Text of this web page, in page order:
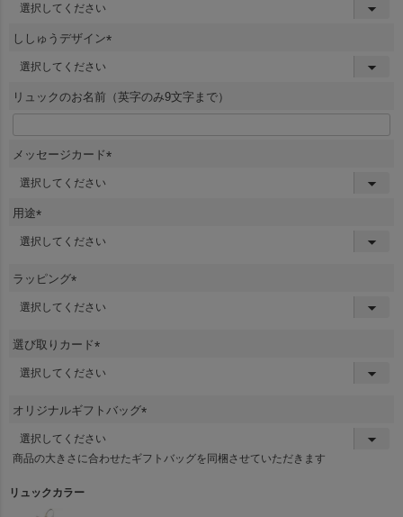
須
ししゅうデザイン
須
)
リュックのお名前（英字のみ9文字まで）
メッセージカード
用途
(
)
ラッピング
選び取りカード
(
オリジナルギフトバッグ
須
商品の大きさに合わせたギフトバッグを同梱させていただきます
リュックカラー